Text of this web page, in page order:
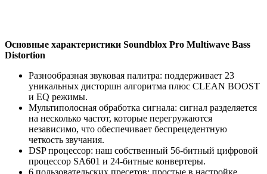
Основные характеристики Soundblox Pro Multiwave Bass
Distortion
Разнообразная звуковая палитра: поддерживает 23
уникальных дисторшн алгоритма плюс CLEAN BOOST
и EQ режимы.
Мультиполосная обработка сигнала: сигнал разделяется
на несколько частот, которые перегружаются
независимо, что обеспечивает беспрецедентную
четкость звучания.
DSP процессор: наш собственный 56-битный цифровой
процессор SA601 и 24-битные конвертеры.
6 пользовательских пресетов: простые в настройке